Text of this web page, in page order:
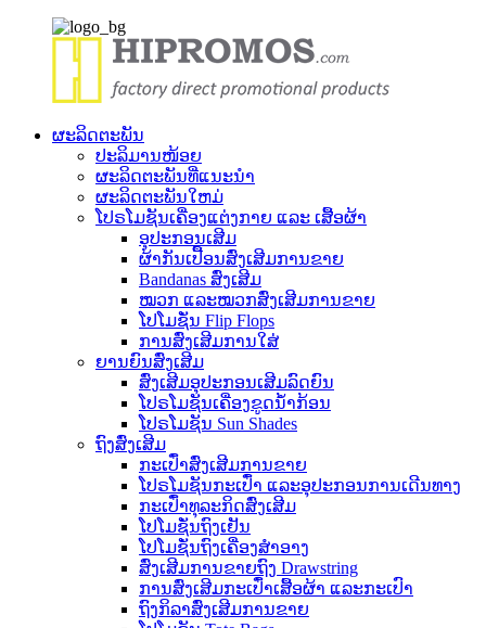
ຜະລິດຕະພັນ
ປະລິມານໜ້ອຍ
ຜະລິດຕະພັນທີ່ແນະນໍາ
ຜະລິດຕະພັນໃຫມ່
ໂປຣໂມຊັນເຄື່ອງແຕ່ງກາຍ ແລະ ເສື້ອຜ້າ
ອຸປະກອນເສີມ
ຜ້າກັນເປື້ອນສົ່ງເສີມການຂາຍ
Bandanas ສົ່ງເສີມ
ໝວກ ແລະໝວກສົ່ງເສີມການຂາຍ
ໂປໂມຊັ່ນ Flip Flops
ການສົ່ງເສີມການໃສ່
ຍານຍົນສົ່ງເສີມ
ສົ່ງເສີມອຸປະກອນເສີມລົດຍົນ
ໂປຣໂມຊັນເຄື່ອງຂູດນ້ຳກ້ອນ
ໂປຣໂມຊັນ Sun Shades
ຖົງສົ່ງເສີມ
ກະເປົ໋າສົ່ງເສີມການຂາຍ
ໂປຣໂມຊັນກະເປົ໋າ ແລະອຸປະກອນການເດີນທາງ
ກະເປົ໋າທຸລະກິດສົ່ງເສີມ
ໂປໂມຊັ່ນຖົງເຢັນ
ໂປໂມຊັ່ນຖົງເຄື່ອງສໍາອາງ
ສົ່ງເສີມການຂາຍຖົງ Drawstring
ການສົ່ງເສີມກະເປົ໋າເສື້ອຜ້າ ແລະກະເປົາ
ຖົງກິລາສົ່ງເສີມການຂາຍ